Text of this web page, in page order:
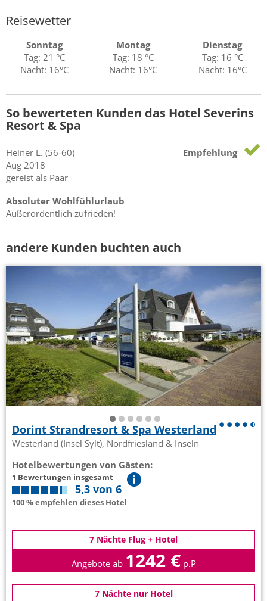
Reisewetter
Sonntag
Tag: 21 °C
Nacht: 16°C
Montag
Tag: 18 °C
Nacht: 16°C
Dienstag
Tag: 16 °C
Nacht: 16°C
So bewerteten Kunden das Hotel Severins
Resort & Spa
Heiner L. (56-60)
Aug 2018
gereist als Paar
Empfehlung
Absoluter Wohlfühlurlaub
Außerordentlich zufrieden!
andere Kunden buchten auch
Dorint Strandresort & Spa Westerland
Westerland (Insel Sylt), Nordfriesland & Inseln
Hotelbewertungen von Gästen:
1 Bewertungen insgesamt
5,3 von 6
100 % empfehlen dieses Hotel
7 Nächte Flug + Hotel
Angebote ab 1242 € p.P
7 Nächte nur Hotel